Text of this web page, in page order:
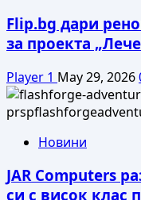
Flip.bg дари
за проекта
Player 1 May 29, 2026
Новини
JAR Computers
си с висок клас